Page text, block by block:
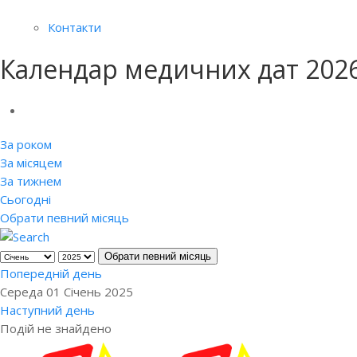
Контакти
Календар медичних дат
За роком
За місяцем
За тижнем
Сьогодні
Обрати певний місяць
Обрати певний місяць
Попередній день
Середа 01 Січень 2025
Наступний день
Подій не знайдено